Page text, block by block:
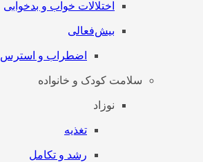
اختلالات خواب و بدخوابی
بیش‌فعالی
اضطراب و استرس
سلامت کودک و خانواده
نوزاد
تغذیه
رشد و تکامل